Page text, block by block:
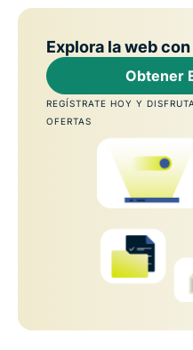
Explora la web
Obtener
REGÍSTRATE HOY Y
OFERTAS